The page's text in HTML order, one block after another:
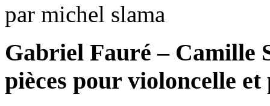
par michel slama
Gabriel Fauré – Camille
pièces pour violoncelle et